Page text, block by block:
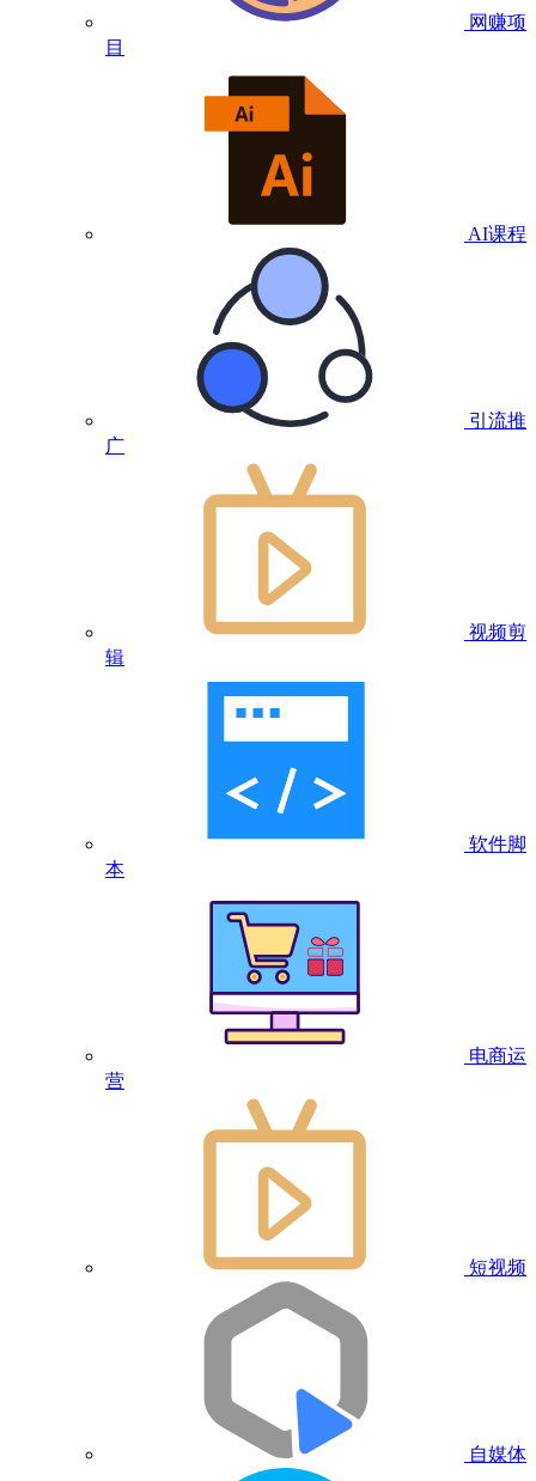
网赚项
目
AI课程
引流推
广
视频剪
辑
软件脚
本
电商运
营
短视频
自媒体